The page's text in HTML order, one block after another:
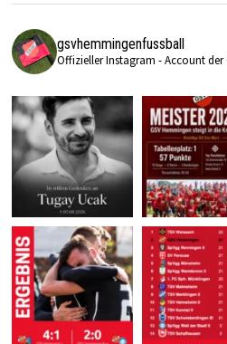
gsvhemmingenfussball
Offizieller Instagram - Account der